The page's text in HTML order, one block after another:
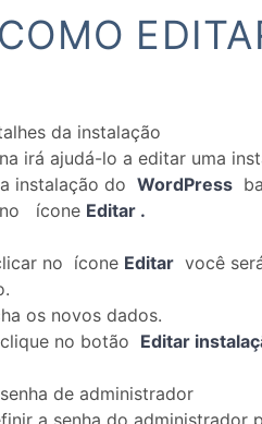
da instalação
irá ajudá-lo a editar uma
instalação do WordPress
no ícone Editar .
no ícone Editarvocê
os novos dados.
no botão Editar
de administrador
a senha do administrador